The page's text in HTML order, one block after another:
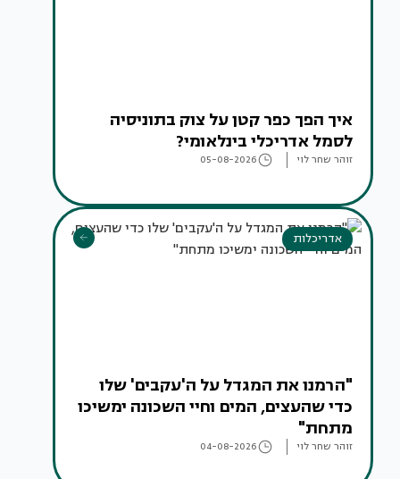
איך הפך כפר קטן על צוק בתוניסיה
לסמל אדריכלי בינלאומי?
זוהר שחר לוי 05-08-2026
אדריכלות
"הרמנו את המגדל על ה'עקבים' שלו
כדי שהעצים, המים וחיי השכונה ימשיכו
מתחת"
זוהר שחר לוי 04-08-2026